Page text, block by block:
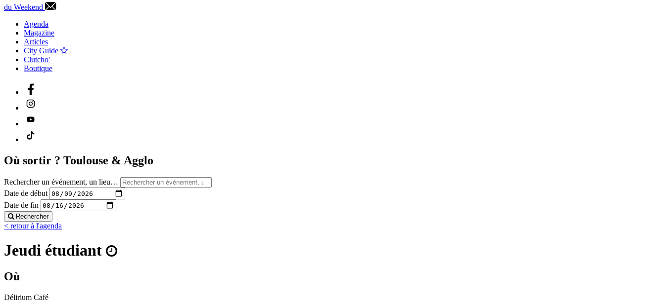
du Weekend
Agenda
Magazine
Articles
City Guide
Clutcho'
Boutique
Où sortir ? Toulouse & Agglo
Rechercher un événement, un lieu…
Date de début
Date de fin
Rechercher
< retour à l'agenda
Jeudi étudiant
Où
Délirium Café